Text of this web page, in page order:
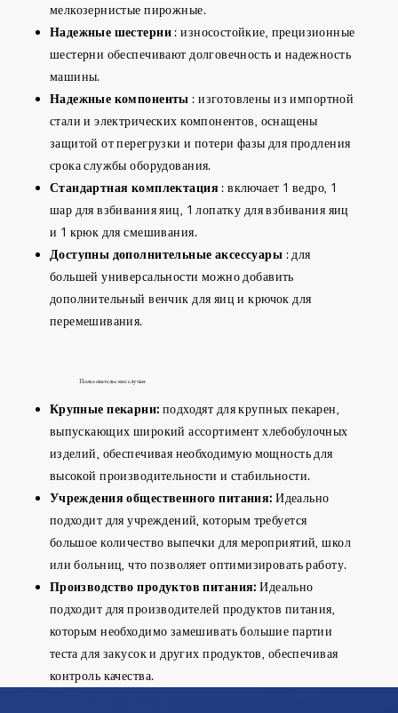
мелкозернистые пирожные.
Надежные шестерни : износостойкие, прецизионные
шестерни обеспечивают долговечность и надежность
машины.
Надежные компоненты : изготовлены из импортной
стали и электрических компонентов, оснащены
защитой от перегрузки и потери фазы для продления
срока службы оборудования.
Стандартная комплектация: включает 1 ведро, 1
шар для взбивания яиц, 1 лопатку для взбивания яиц
и 1 крюк для смешивания.
Доступны дополнительные аксессуары : для
большей универсальности можно добавить
дополнительный венчик для яиц и крючок для
перемешивания.
Пользовательские случаи
Крупные пекарни: подходят для крупных пекарен,
выпускающих широкий ассортимент хлебобулочных
изделий, обеспечивая необходимую мощность для
высокой производительности и стабильности.
Учреждения общественного питания: Идеально
подходит для учреждений, которым требуется
большое количество выпечки для мероприятий, школ
или больниц, что позволяет оптимизировать работу.
Производство продуктов питания: Идеально
подходит для производителей продуктов питания,
которым необходимо замешивать большие партии
теста для закусок и других продуктов, обеспечивая
контроль качества.